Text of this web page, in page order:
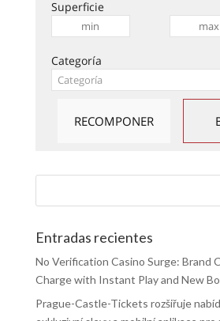
Superficie
Categoría
Entradas recientes
No Verification Casino Surge: Brand
Charge with Instant Play and New
Prague-Castle-Tickets rozšiřuje